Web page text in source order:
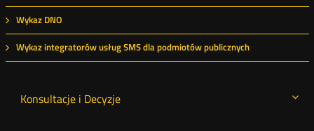
Wykaz DNO
Wykaz integratorów usług SMS dla podmiotów publicznych
Konsultacje i Decyzje